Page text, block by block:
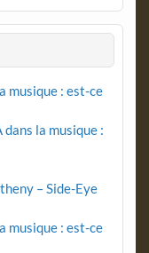
musique : est-ce
dans la musique :
– Side-Eye
musique : est-ce